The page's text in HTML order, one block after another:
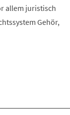
allem juristisch
Gehör,